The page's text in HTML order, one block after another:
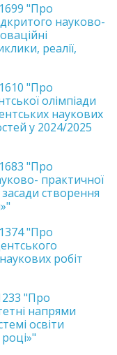
"Про
науково-
реалії,
"Про
олімпіади
наукових
у 2024/2025
"Про
практичної
створення
"Про
робіт
"Про
напрями
освіти